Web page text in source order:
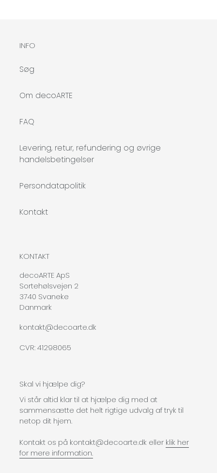
INFO
Søg
Om decoARTE
FAQ
Levering, retur, refundering og øvrige
handelsbetingelser
Persondatapolitik
Kontakt
KONTAKT
decoARTE ApS
Sortehølsvejen 2
3740 Svaneke
Danmark
kontakt@decoarte.dk
CVR: 41298065
Skal vi hjælpe dig?
Vi står altid klar til at hjælpe dig med at
sammensætte det helt rigtige udvalg af tryk til
netop dit hjem.
Kontakt os på kontakt@decoarte.dk eller klik her
for mere information.